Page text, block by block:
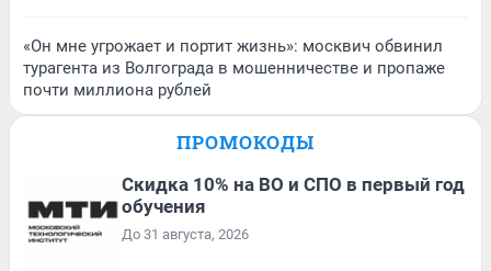
«Он мне угрожает и портит жизнь»: москвич обвинил
турагента из Волгограда в мошенничестве и пропаже
почти миллиона рублей
ПРОМОКОДЫ
Скидка 10% на ВО и СПО в первый год
обучения
До 31 августа, 2026